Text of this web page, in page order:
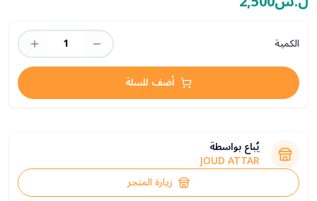
الكمية
1
أضف للسلة
يُباع بواسطة
JOUD ATTAR
زيارة المتجر